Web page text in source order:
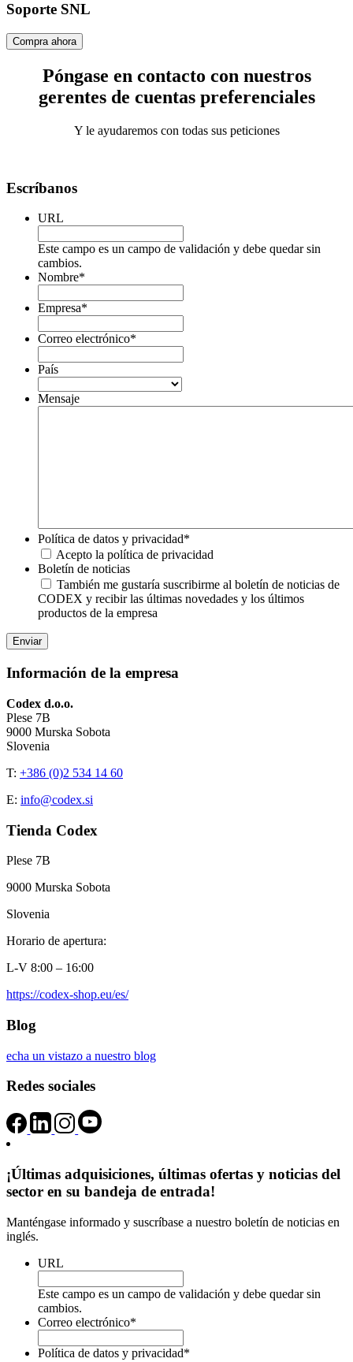
Soporte SNL
Compra ahora
Póngase en contacto con nuestros
gerentes de cuentas preferenciales
Y le ayudaremos con todas sus peticiones
Escríbanos
URL
Este campo es un campo de validación y debe quedar sin
cambios.
Nombre*
Empresa*
Correo electrónico*
País
Mensaje
Política de datos y privacidad*
Acepto la política de privacidad
Boletín de noticias
También me gustaría suscribirme al boletín de noticias de
CODEX y recibir las últimas novedades y los últimos
productos de la empresa
Información de la empresa
Codex d.o.o.
Plese 7B
9000 Murska Sobota
Slovenia
T: +386 (0)2 534 14 60
E: info@codex.si
Tienda Codex
Plese 7B
9000 Murska Sobota
Slovenia
Horario de apertura:
L-V 8:00 – 16:00
https://codex-shop.eu/es/
Blog
echa un vistazo a nuestro blog
Redes sociales
¡Últimas adquisiciones, últimas ofertas y noticias del
sector en su bandeja de entrada!
Manténgase informado y suscríbase a nuestro boletín de noticias en
inglés.
URL
Este campo es un campo de validación y debe quedar sin
cambios.
Correo electrónico*
Política de datos y privacidad*